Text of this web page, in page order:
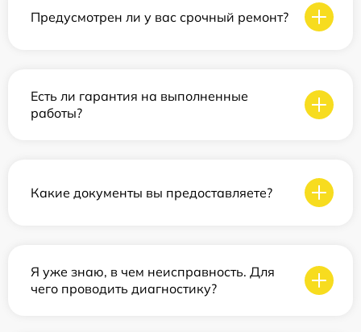
Предусмотрен ли у вас срочный ремонт?
Есть ли гарантия на выполненные
работы?
Какие документы вы предоставляете?
Я уже знаю, в чем неисправность. Для
чего проводить диагностику?